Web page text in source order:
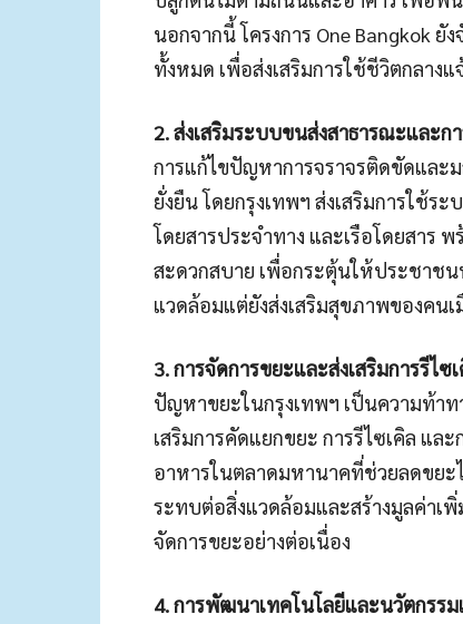
นอกจากนี้ โครงการ One Bangkok
ทั้งหมด เพื่อส่งเสริมการใช้ชีวิตกลาง
2. ส่งเสริมระบบขนส่งสาธารณะและก
การแก้ไขปัญหาการจราจรติดขัดและ
ยั่งยืน โดยกรุงเทพฯ ส่งเสริมการใช้
โดยสารประจำทาง และเรือโดยสาร
สะดวกสบาย เพื่อกระตุ้นให้ประชาช
แวดล้อมแต่ยังส่งเสริมสุขภาพของคนเ
3. การจัดการขยะและส่งเสริมการรีไซ
ปัญหาขยะในกรุงเทพฯ เป็นความท้า
เสริมการคัดแยกขยะ การรีไซเคิล แ
อาหารในตลาดมหานาคที่ช่วยลดขยะ
ระทบต่อสิ่งแวดล้อมและสร้างมูลค่าเ
จัดการขยะอย่างต่อเนื่อง
4. การพัฒนาเทคโนโลยีและนวัตกรร